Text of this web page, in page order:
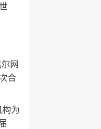
网
合
为